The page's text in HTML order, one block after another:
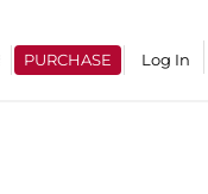
PURCHASE Log In